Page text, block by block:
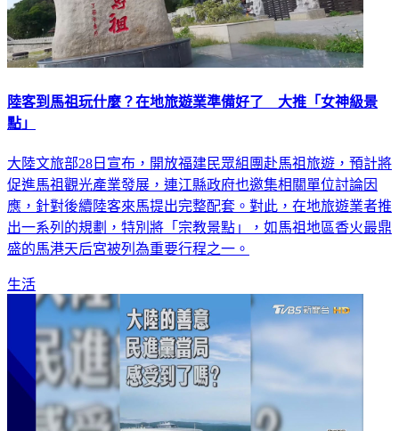
陸客到馬祖玩什麼？在地旅遊業準備好了 大推「女神級景
點」
大陸文旅部28日宣布，開放福建民眾組團赴馬祖旅遊，預計將
促進馬祖觀光產業發展，連江縣政府也邀集相關單位討論因
應，針對後續陸客來馬提出完整配套。對此，在地旅遊業者推
出一系列的規劃，特別將「宗教景點」，如馬祖地區香火最鼎
盛的馬港天后宮被列為重要行程之一。
生活